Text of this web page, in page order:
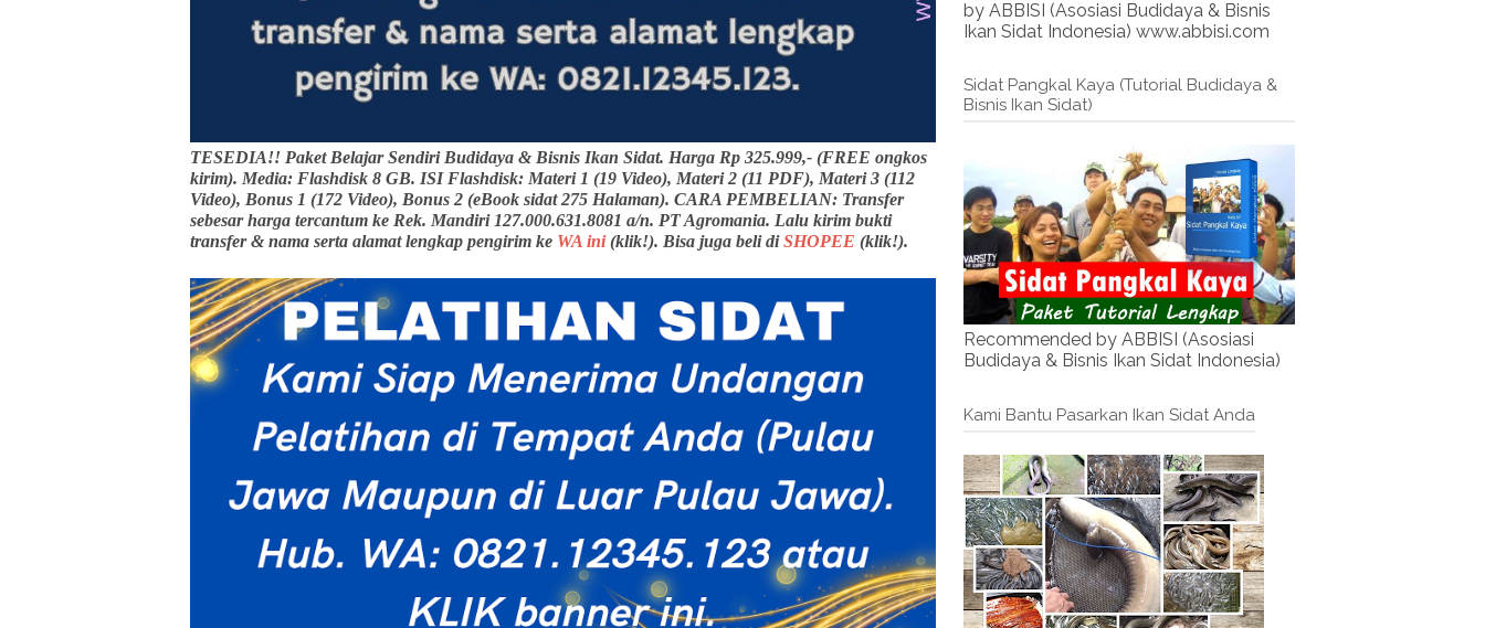
TESEDIA!! Paket Belajar Sendiri Budidaya & Bisnis Ikan Sidat. Harga Rp 325.999,- (FREE ongkos
kirim). Media: Flashdisk 8 GB. ISI Flashdisk: Materi 1 (19 Video), Materi 2 (11 PDF), Materi 3 (112
Video), Bonus 1 (172 Video), Bonus 2 (eBook sidat 275 Halaman). CARA PEMBELIAN: Transfer
sebesar harga tercantum ke Rek. Mandiri 127.000.631.8081 a/n. PT Agromania. Lalu kirim bukti
transfer & nama serta alamat lengkap pengirim ke WA ini(klik!). Bisa juga beli diSHOPEE (klik!).
by ABBISI (Asosiasi Budidaya & Bisnis
Ikan Sidat Indonesia) www.abbisi.com
Sidat Pangkal Kaya (Tutorial Budidaya &
Bisnis Ikan Sidat)
Recommended by ABBISI (Asosiasi
Budidaya & Bisnis Ikan Sidat Indonesia)
Kami Bantu Pasarkan Ikan Sidat Anda